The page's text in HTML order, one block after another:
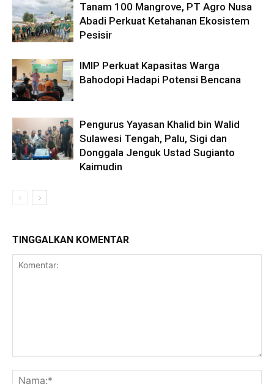
Tanam 100 Mangrove, PT Agro Nusa
Abadi Perkuat Ketahanan Ekosistem
Pesisir
IMIP Perkuat Kapasitas Warga
Bahodopi Hadapi Potensi Bencana
Pengurus Yayasan Khalid bin Walid
Sulawesi Tengah, Palu, Sigi dan
Donggala Jenguk Ustad Sugianto
Kaimudin
TINGGALKAN KOMENTAR